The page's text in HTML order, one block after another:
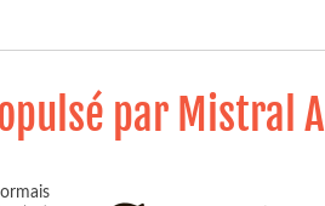
par Mistral AI